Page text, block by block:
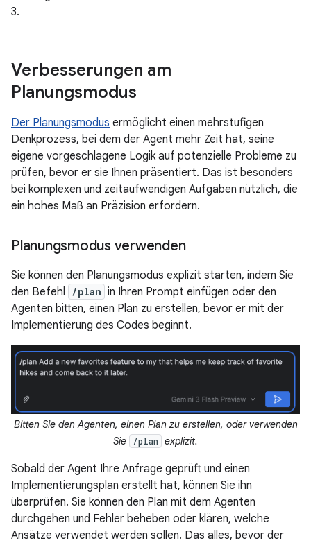
3.
Verbesserungen am
Planungsmodus
Der Planungsmodus ermöglicht einen mehrstufigen
Denkprozess, bei dem der Agent mehr Zeit hat, seine
eigene vorgeschlagene Logik auf potenzielle Probleme zu
prüfen, bevor er sie Ihnen präsentiert. Das ist besonders
bei komplexen und zeitaufwendigen Aufgaben nützlich, die
ein hohes Maß an Präzision erfordern.
Planungsmodus verwenden
Sie können den Planungsmodus explizit starten, indem Sie
den Befehl /plan in Ihren Prompt einfügen oder den
Agenten bitten, einen Plan zu erstellen, bevor er mit der
Implementierung des Codes beginnt.
Bitten Sie den Agenten, einen Plan zu erstellen, oder verwenden
Sie
/plan explizit.
Sobald der Agent Ihre Anfrage geprüft und einen
Implementierungsplan erstellt hat, können Sie ihn
überprüfen. Sie können den Plan mit dem Agenten
durchgehen und Fehler beheben oder klären, welche
Ansätze verwendet werden sollen. Das alles, bevor der